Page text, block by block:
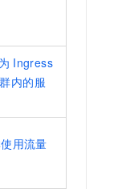
Ingress
内的服
用流量